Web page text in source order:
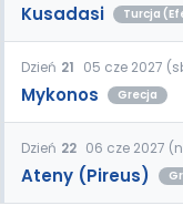
Kusadasi Turcja
Dzień 21 05 cze 2027
Mykonos Grecja
Dzień 22 06 cze 2027
Ateny (Pireus)